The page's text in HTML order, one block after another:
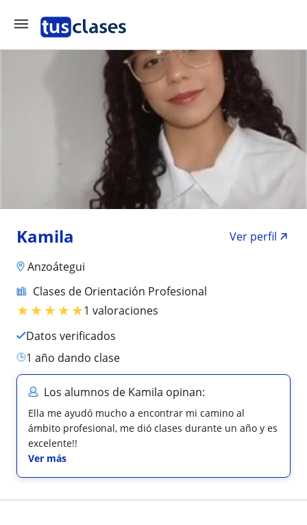
Kamila
Ver perfil
Anzoátegui
Clases de Orientación Profesional
★★★★★1 valoraciones
Datos verificados
1 año dando clase
Los alumnos de Kamila opinan:
Ella me ayudó mucho a encontrar mi camino al
ámbito profesional, me dió clases durante un año y es
excelente!!
Ver más